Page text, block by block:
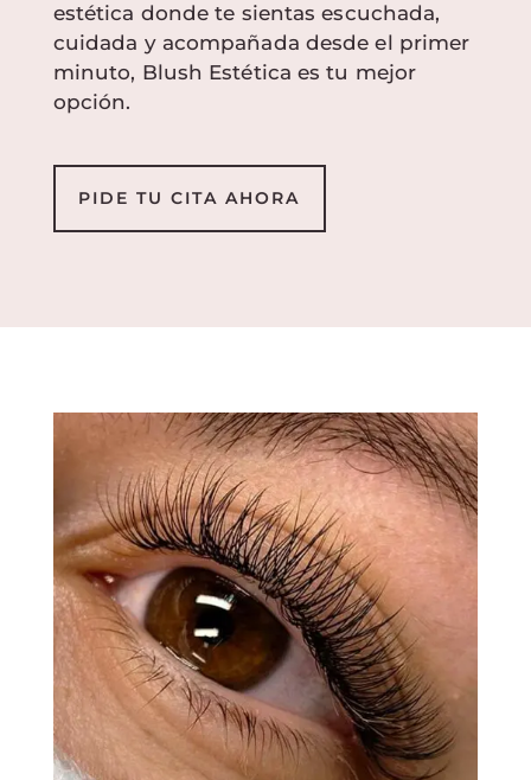
estética donde te sientas escuchada,
cuidada y acompañada desde el primer
minuto, Blush Estética es tu mejor
opción.
PIDE TU CITA AHORA